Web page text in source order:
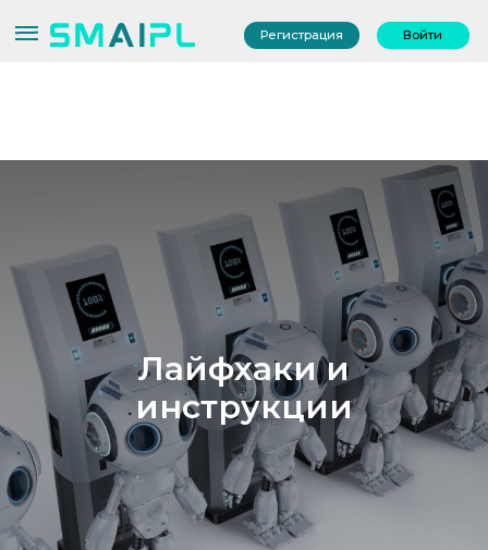
Войти
Лайфхаки и
инструкции